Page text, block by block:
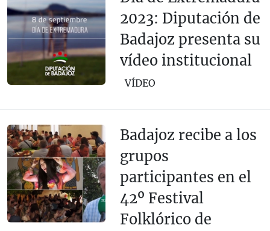
2023: Diputación de
Badajoz presenta su
vídeo institucional
VÍDEO
Badajoz recibe a los
grupos
participantes en el
42º Festival
Folklórico de